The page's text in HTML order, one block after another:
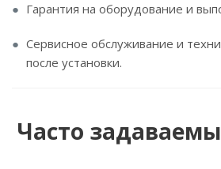
Гарантия на оборудование и
Сервисное обслуживание и
после установки.
Часто